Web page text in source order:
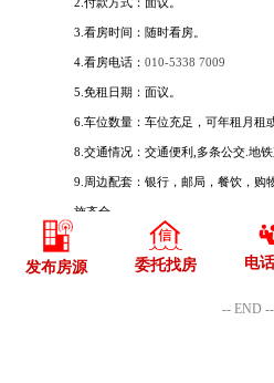
发布房源 委托找房 电
-- END --